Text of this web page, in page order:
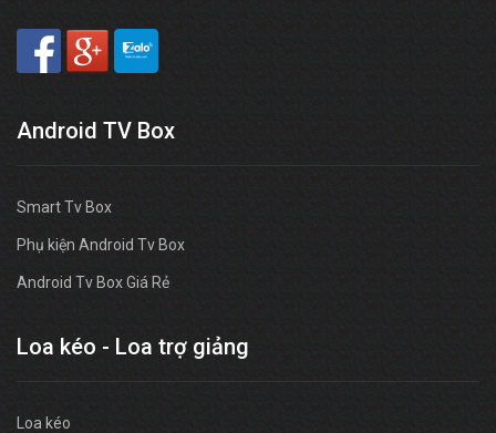
Android TV Box
Smart Tv Box
Phụ kiện Android Tv Box
Android Tv Box Giá Rẻ
Loa kéo - Loa trợ giảng
Loa kéo